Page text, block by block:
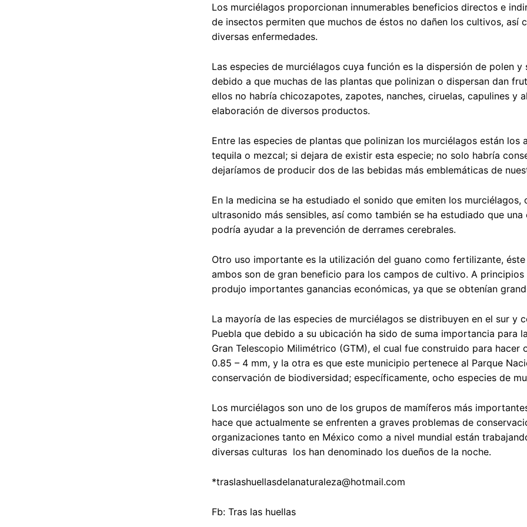
Los murciélagos proporcionan innumerables beneficios directos e
de insectos permiten que muchos de éstos no dañen los cultivos,
diversas enfermedades.
Las especies de murciélagos cuya función es la dispersión de polen
debido a que muchas de las plantas que polinizan o dispersan dan
ellos no habría chicozapotes, zapotes, nanches, ciruelas, capulines y
elaboración de diversos productos.
Entre las especies de plantas que polinizan los murciélagos están
tequila o mezcal; si dejara de existir esta especie; no solo habría
dejaríamos de producir dos de las bebidas más emblemáticas de
En la medicina se ha estudiado el sonido que emiten los
ultrasonido más sensibles, así como también se ha estudiado que
podría ayudar a la prevención de derrames cerebrales.
Otro uso importante es la utilización del guano como fertilizante,
ambos son de gran beneficio para los campos de cultivo. A
produjo importantes ganancias económicas, ya que se obtenían
La mayoría de las especies de murciélagos se distribuyen en el sur
Puebla que debido a su ubicación ha sido de suma importancia para
Gran Telescopio Milimétrico (GTM), el cual fue construido para
0.85 – 4 mm, y la otra es que este municipio pertenece al Parque
conservación de biodiversidad; específicamente, ocho especies de
Los murciélagos son uno de los grupos de mamíferos más
hace que actualmente se enfrenten a graves problemas de
organizaciones tanto en México como a nivel mundial están
diversas culturas los han denominado los dueños de la noche.
*traslashuellasdelanaturaleza@hotmail.com
Fb: Tras las huellas